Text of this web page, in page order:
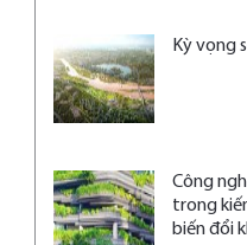
Kỳ vọng
Công
trong
biến đổi